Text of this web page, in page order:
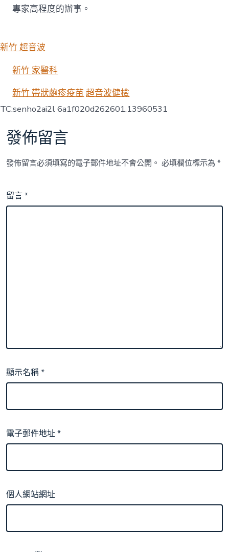
專家高程度的辦事。
新竹 超音波
新竹 家醫科
新竹 帶狀皰疹疫苗 超音波健檢
TC:senho2ai2l 6a1f020d262601.13960531
發佈留言
發佈留言必須填寫的電子郵件地址不會公開。 必填欄位標示為*
留言*
顯示名稱*
電子郵件地址*
個人網站網址